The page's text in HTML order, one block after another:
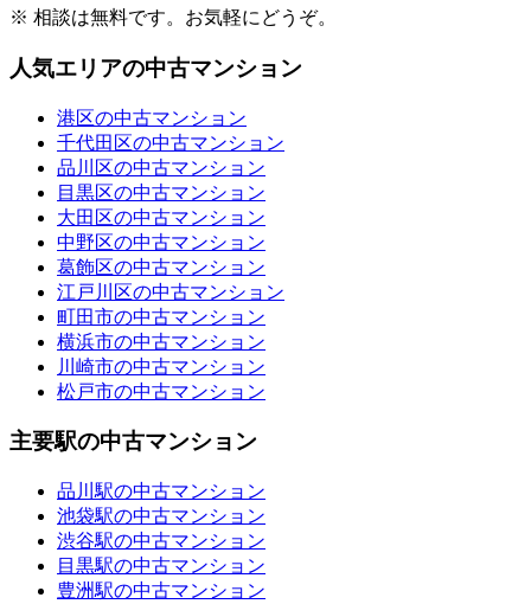
※ 相談は無料です。お気軽にどうぞ。
人気エリアの中古マンション
港区の中古マンション
千代田区の中古マンション
品川区の中古マンション
目黒区の中古マンション
大田区の中古マンション
中野区の中古マンション
葛飾区の中古マンション
江戸川区の中古マンション
町田市の中古マンション
横浜市の中古マンション
川崎市の中古マンション
松戸市の中古マンション
主要駅の中古マンション
品川駅の中古マンション
池袋駅の中古マンション
渋谷駅の中古マンション
目黒駅の中古マンション
豊洲駅の中古マンション